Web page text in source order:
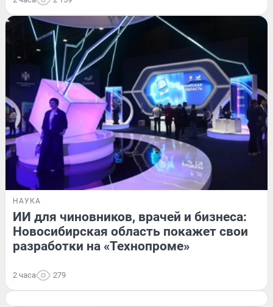
НАУКА
ИИ для чиновников, врачей и бизнеса:
Новосибирская область покажет свои
разработки на «Технопроме»
2 часа 279